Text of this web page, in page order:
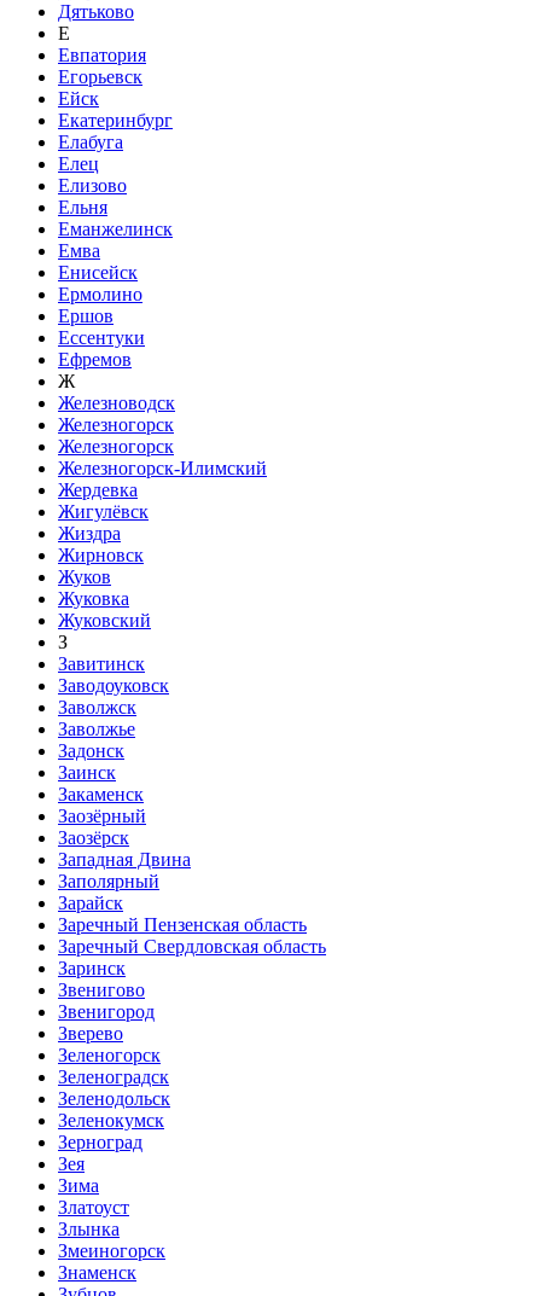
Дятьково
Е
Евпатория
Егорьевск
Ейск
Екатеринбург
Елабуга
Елец
Елизово
Ельня
Еманжелинск
Емва
Енисейск
Ермолино
Ершов
Ессентуки
Ефремов
Ж
Железноводск
Железногорск
Железногорск
Железногорск-Илимский
Жердевка
Жигулёвск
Жиздра
Жирновск
Жуков
Жуковка
Жуковский
З
Завитинск
Заводоуковск
Заволжск
Заволжье
Задонск
Заинск
Закаменск
Заозёрный
Заозёрск
Западная Двина
Заполярный
Зарайск
Заречный Пензенская область
Заречный Свердловская область
Заринск
Звенигово
Звенигород
Зверево
Зеленогорск
Зеленоградск
Зеленодольск
Зеленокумск
Зерноград
Зея
Зима
Златоуст
Злынка
Змеиногорск
Знаменск